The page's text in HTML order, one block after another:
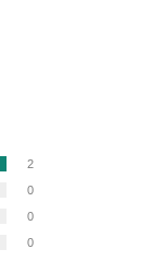
2
0
0
0